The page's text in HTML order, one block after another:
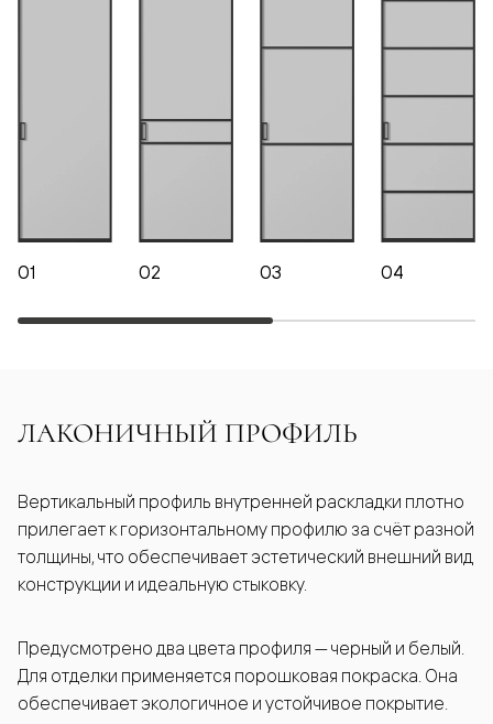
01 02 03 04
ЛАКОНИЧНЫЙ ПРОФИЛЬ
Вертикальный профиль внутренней раскладки плотно
прилегает к горизонтальному профилю за счёт разной
толщины, что обеспечивает эстетический внешний вид
конструкции и идеальную стыковку.
Предусмотрено два цвета профиля — черный и белый.
Для отделки применяется порошковая покраска. Она
обеспечивает экологичное и устойчивое покрытие.